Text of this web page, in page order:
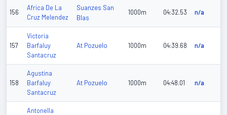
156
Africa De La
Cruz Melendez
Suanzes San
Blas
1000m 04:32.53 n/a
157
Victoria
Barfaluy
Santacruz
At Pozuelo 1000m 04:39.68 n/a
158
Agustina
Barfaluy
Santacruz
At Pozuelo 1000m 04:48.01 n/a
Antonella